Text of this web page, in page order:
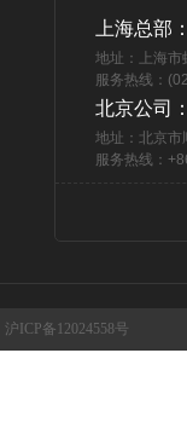
上海总部
地址：上海
服务热线：
北京公司
地址：北京市
服务热线：
沪ICP备12024558号